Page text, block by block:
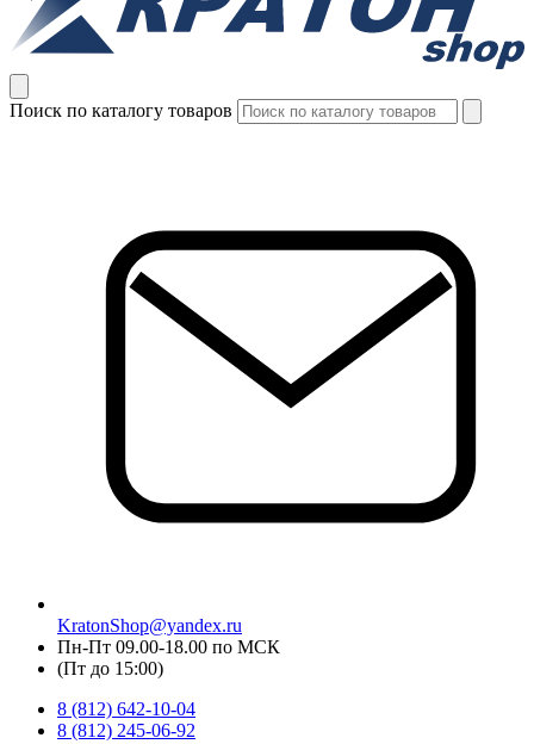
Поиск по каталогу товаров
KratonShop@yandex.ru
Пн-Пт 09.00-18.00 по МСК
(Пт до 15:00)
8 (812) 642-10-04
8 (812) 245-06-92